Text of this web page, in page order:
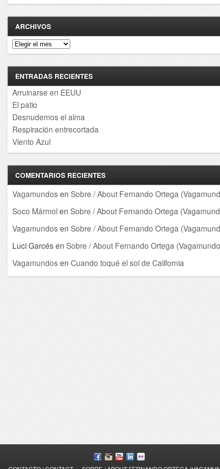
ARCHIVOS
Archivos
ENTRADAS RECIENTES
Arruinarse en EEUU
El patio
Desnudemos el alma
Respiración entrecortada
Viento Azul
COMENTARIOS RECIENTES
Vagamundos en Sobre / About Fernando Ortega
Soco Mármolen Sobre / About Fernando Ortega
Vagamundos en Sobre / About Fernando Ortega
Luci Garcés en Sobre / About Fernando Ortega
Vagamundos en Cuando toqué el sol de California